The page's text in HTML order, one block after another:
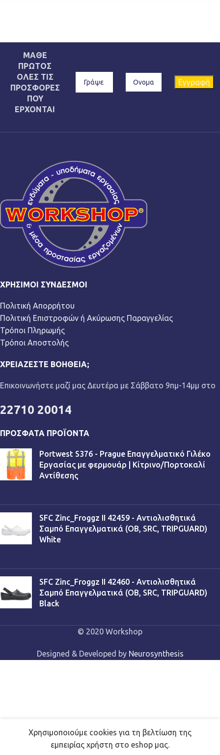
ΜΑΘΕ
ΠΡΩΤΟΣ
ΟΛΕΣ ΤΙΣ
ΠΡΟΣΦΟΡΕΣ
ΠΟΥ
ΕΡΧΟΝΤΑΙ
ΧΡΉΣΙΜΟΙ ΣΎΝΔΕΣΜΟΙ
Πολιτική Απορρήτου
Πολιτική Επιστροφών ή Ακύρωσης Παραγγελίας
Τρόποι Πληρωμής
Τρόποι Αποστολής
ΧΡΕΙΆΖΕΣΤΕ ΒΟΉΘΕΙΑ;
Επικοινωνήστε μαζί μας Δευτέρα με Σάββατο 9πμ-14μμ στο
22710 20014
ΠΡΌΣΦΑΤΑ ΠΡΟΪΌΝΤΑ
Portwest S376 - Prague Επαγγελματικό Γιλέκο
Εργασίας με φερμουάρ | Κίτρινο/Πορτοκαλί
Αντίθεσης
SFC Zinc_Froggz II 42459 - Αντιολισθητικά
Σαμπό Επαγγελματικά (OB, SRC, TRIPGUARD)
White
SFC Zinc_Froggz II 42460 - Αντιολισθητικά
Σαμπό Επαγγελματικά (OB, SRC, TRIPGUARD)
Black
© 2020 Workshop
Designed & Developed by Neurosynthesis
Χρησιμοποιούμε cookies για τη βελτίωση της
εμπειρίας χρήστη στο eshop μας.